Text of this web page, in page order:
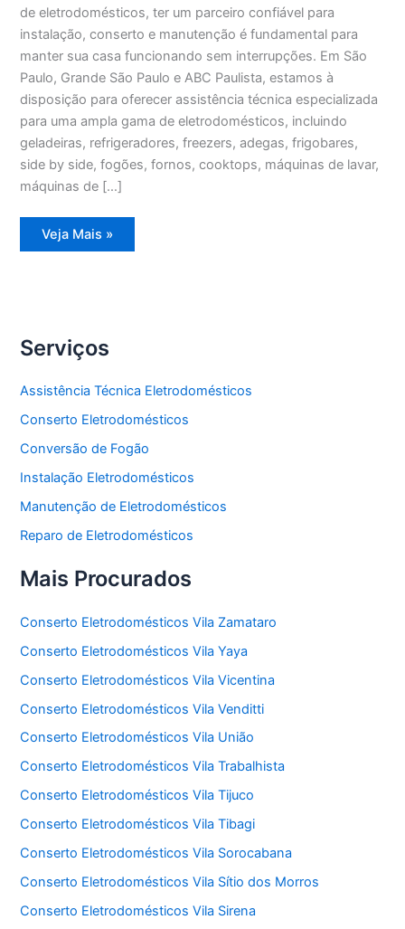
de eletrodomésticos, ter um parceiro confiável para
instalação, conserto e manutenção é fundamental para
manter sua casa funcionando sem interrupções. Em São
Paulo, Grande São Paulo e ABC Paulista, estamos à
disposição para oferecer assistência técnica especializada
para uma ampla gama de eletrodomésticos, incluindo
geladeiras, refrigeradores, freezers, adegas, frigobares,
side by side, fogões, fornos, cooktops, máquinas de lavar,
máquinas de […]
Assistência
Técnica
Veja Mais »
Serviços
Assistência Técnica Eletrodomésticos
Conserto Eletrodomésticos
Conversão de Fogão
Instalação Eletrodomésticos
Manutenção de Eletrodomésticos
Reparo de Eletrodomésticos
Mais Procurados
Conserto Eletrodomésticos Vila Zamataro
Conserto Eletrodomésticos Vila Yaya
Conserto Eletrodomésticos Vila Vicentina
Conserto Eletrodomésticos Vila Venditti
Conserto Eletrodomésticos Vila União
Conserto Eletrodomésticos Vila Trabalhista
Conserto Eletrodomésticos Vila Tijuco
Conserto Eletrodomésticos Vila Tibagi
Conserto Eletrodomésticos Vila Sorocabana
Conserto Eletrodomésticos Vila Sítio dos Morros
Conserto Eletrodomésticos Vila Sirena